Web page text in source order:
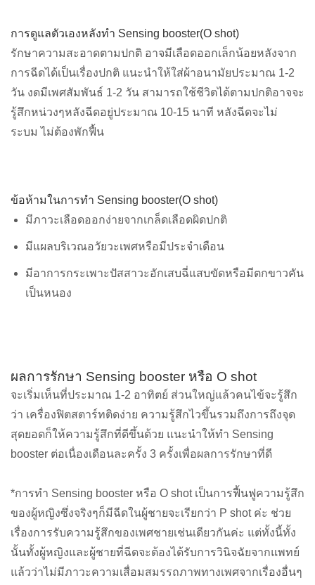
การดูแลตัวเองหลังทำ Sensing booster(O shot)
รักษาความสะอาดตามปกติ อาจมีเลือดออกเล็กน้อยหลังจาก
การฉีดได้เป็นเรื่องปกติ แนะนำให้ใส่ผ้าอนามัยประมาณ 1-2
วัน งดมีเพศสัมพันธ์ 1-2 วัน สามารถใช้ชีวิตได้ตามปกติอาจจะ
รู้สึกหน่วงๆหลังฉีดอยู่ประมาณ 10-15 นาที หลังฉีดจะไม่
ระบม ไม่ต้องพักฟื้น
ข้อห้ามในการทำ Sensing booster(O shot)
มีภาวะเลือดออกง่ายจากเกล็ดเลือดผิดปกติ
มีแผลบริเวณอวัยวะเพศหรือมีประจำเดือน
มีอาการกระเพาะปัสสาวะอักเสบฉี่แสบขัดหรือมีตกขาวคัน
เป็นหนอง
ผลการรักษา Sensing booster หรือ O shot
จะเริ่มเห็นที่ประมาณ 1-2 อาทิตย์ ส่วนใหญ่แล้วคนไข้จะรู้สึก
ว่า เครื่องฟิตสตาร์ทติดง่าย ความรู้สึกไวขึ้นรวมถึงการถึงจุด
สุดยอดก็ให้ความรู้สึกที่ดีขึ้นด้วย แนะนำให้ทำ Sensing
booster ต่อเนื่องเดือนละครั้ง 3 ครั้งเพื่อผลการรักษาที่ดี
*การทำ Sensing booster หรือ O shot เป็นการฟื้นฟูความรู้สึก
ของผู้หญิงซึ่งจริงๆก็มีฉีดในผู้ชายจะเรียกว่า P shot ค่ะ ช่วย
เรื่องการรับความรู้สึกของเพศชายเช่นเดียวกันค่ะ แต่ทั้งนี้ทั้ง
นั้นทั้งผู้หญิงและผู้ชายที่ฉีดจะต้องได้รับการวินิจฉัยจากแพทย์
แล้วว่าไม่มีภาวะความเสื่อมสมรรถภาพทางเพศจากเรื่องอื่นๆ